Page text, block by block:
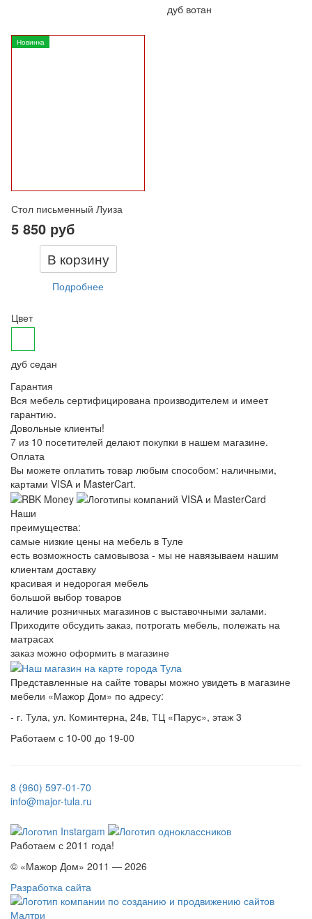
дуб вотан
Новинка
Стол письменный Луиза
5 850 руб
В корзину
Подробнее
Цвет
дуб седан
Гарантия
Вся мебель сертифицирована производителем и имеет
гарантию.
Довольные клиенты!
7 из 10 посетителей делают покупки в нашем магазине.
Оплата
Вы можете оплатить товар любым способом: наличными,
картами VISA и MasterCart.
Наши
преимущества:
самые низкие цены на мебель в Туле
есть возможность самовывоза - мы не навязываем нашим
клиентам доставку
красивая и недорогая мебель
большой выбор товаров
наличие розничных магазинов с выставочными залами.
Приходите обсудить заказ, потрогать мебель, полежать на
матрасах
заказ можно оформить в магазине
Представленные на сайте товары можно увидеть в магазине
мебели «Мажор Дом» по адресу:
- г. Тула, ул. Коминтерна, 24в, ТЦ «Парус», этаж 3
Работаем с 10-00 до 19-00
8 (960) 597-01-70
info@major-tula.ru
Работаем с 2011 года!
© «Мажор Дом» 2011 — 2026
Разработка сайта